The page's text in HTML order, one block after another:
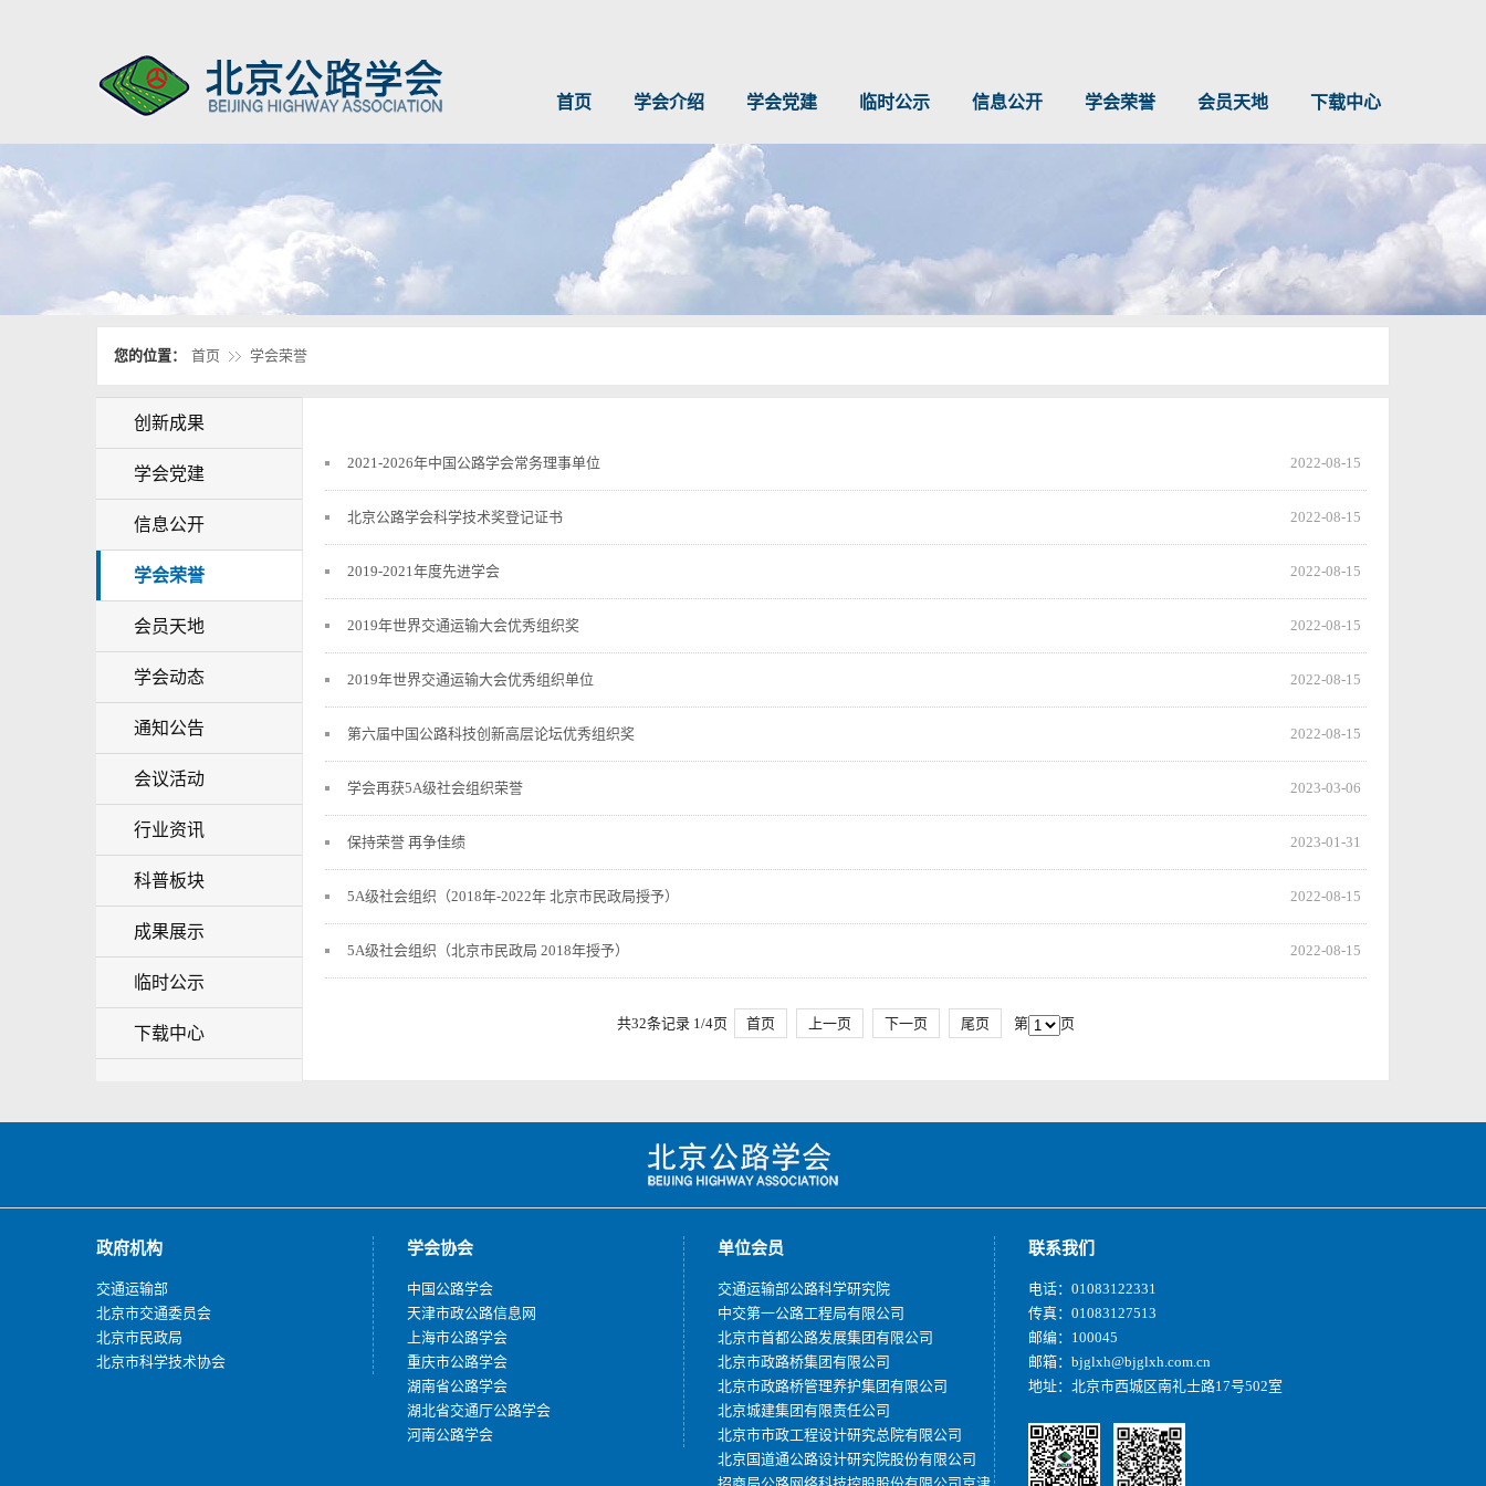
首页 学会介绍 学会党建 临时公示 信息公开 学会荣誉 会员天地 下载中心
您的位置： 首页 学会荣誉
创新成果
学会党建
信息公开
学会荣誉
会员天地
学会动态
通知公告
会议活动
行业资讯
科普板块
成果展示
临时公示
下载中心
2022-08-15
2021-2026年中国公路学会常务理事单位
2022-08-15
北京公路学会科学技术奖登记证书
2022-08-15
2019-2021年度先进学会
2022-08-15
2019年世界交通运输大会优秀组织奖
2022-08-15
2019年世界交通运输大会优秀组织单位
2022-08-15
第六届中国公路科技创新高层论坛优秀组织奖
2023-03-06
学会再获5A级社会组织荣誉
2023-01-31
保持荣誉 再争佳绩
2022-08-15
5A级社会组织（2018年-2022年 北京市民政局授予）
2022-08-15
5A级社会组织（北京市民政局 2018年授予）
共32条记录 1/4页 首页 上一页 下一页 尾页 第 页
政府机构
交通运输部
北京市交通委员会
北京市民政局
北京市科学技术协会
学会协会
中国公路学会
天津市政公路信息网
上海市公路学会
重庆市公路学会
湖南省公路学会
湖北省交通厅公路学会
河南公路学会
单位会员
交通运输部公路科学研究院
中交第一公路工程局有限公司
北京市首都公路发展集团有限公司
北京市政路桥集团有限公司
北京市政路桥管理养护集团有限公司
北京城建集团有限责任公司
北京市市政工程设计研究总院有限公司
北京国道通公路设计研究院股份有限公司
联系我们
电话：01083122331
传真：01083127513
邮编：100045
邮箱：bjglxh@bjglxh.com.cn
地址：北京市西城区南礼士路17号502室